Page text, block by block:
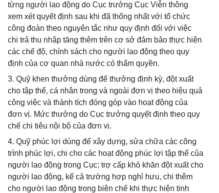
từng người lao động do Cục trưởng Cục Viễn thông
xem xét quyết định sau khi đã thống nhất với tổ chức
công đoàn theo nguyên tắc như quy định đối với việc
chi trả thu nhập tăng thêm trên cơ sở đảm bảo thực hiện
các chế độ, chính sách cho người lao động theo quy
định của cơ quan nhà nước có thẩm quyền.
3. Quỹ khen thưởng dùng để thưởng định kỳ, đột xuất
cho tập thể, cá nhân trong và ngoài đơn vị theo hiệu quả
công việc và thành tích đóng góp vào hoạt động của
đơn vị. Mức thưởng do Cục trưởng quyết định theo quy
chế chi tiêu nội bộ của đơn vị.
4. Quỹ phúc lợi dùng để xây dựng, sửa chữa các công
trình phúc lợi, chi cho các hoạt động phúc lợi tập thể của
người lao động trong Cục; trợ cấp khó khăn đột xuất cho
người lao động, kể cả trường hợp nghỉ hưu, chi thêm
cho người lao động trong biên chế khi thực hiện tinh